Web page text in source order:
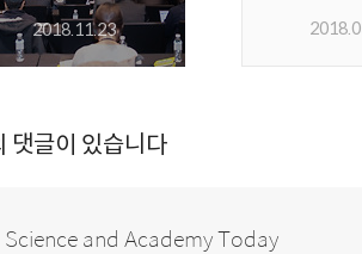
2018.11.23
댓글이 있습니다
Science and Academy Today